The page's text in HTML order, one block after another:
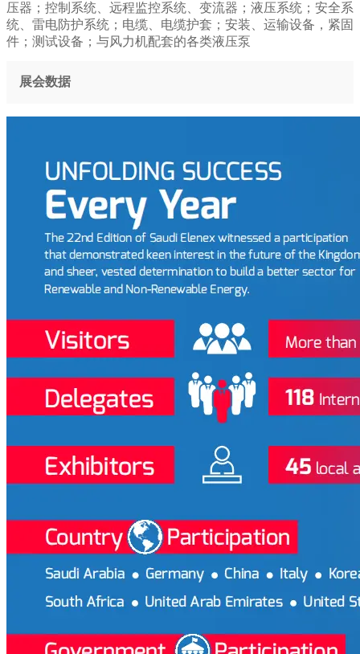
压器；控制系统、远程监控系统、变流器；液压系统；安全系
统、雷电防护系统；电缆、电缆护套；安装、运输设备，紧固
件；测试设备；与风力机配套的各类液压泵
展会数据